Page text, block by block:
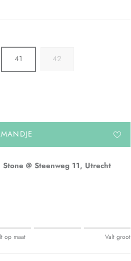
41 42
Stone @ Steenweg 11, Utrecht
op maat Valt groot